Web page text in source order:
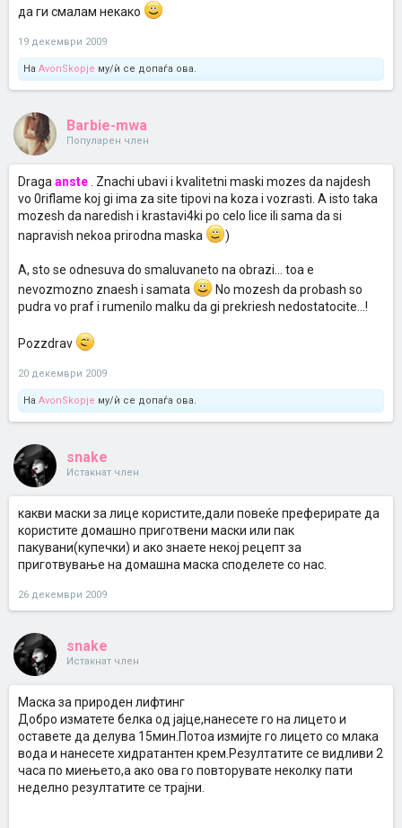
да ги смалам некако
19 декември 2009
На AvonSkopje му/ѝ се допаѓа ова.
Barbie-mwa
Популарен член
Draga anste . Znachi ubavi i kvalitetni maski mozes da najdesh
vo 0riflame koj gi ima za site tipovi na koza i vozrasti. A isto taka
mozesh da naredish i krastavi4ki po celo lice ili sama da si
napravish nekoa prirodna maska
)
A, sto se odnesuva do smaluvaneto na obrazi... toa e
nevozmozno znaesh i samata
No mozesh da probash so
pudra vo praf i rumenilo malku da gi prekriesh nedostatocite...!
Pozzdrav
20 декември 2009
На AvonSkopje му/ѝ се допаѓа ова.
snake
Истакнат член
какви маски за лице користите,дали повеќе преферирате да
користите домашно приготвени маски или пак
пакувани(купечки) и ако знаете некој рецепт за
приготвување на домашна маска споделете со нас.
26 декември 2009
snake
Истакнат член
Маска за природен лифтинг
Добро изматете белка од јајце,нанесете го на лицето и
оставете да делува 15мин.Потоа измијте го лицето со млака
вода и нанесете хидратантен крем.Резултатите се видливи 2
часа по миењето,а ако ова го повторувате неколку пати
неделно резултатите се трајни.